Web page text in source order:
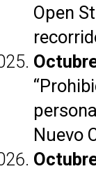
Open
Nuevo